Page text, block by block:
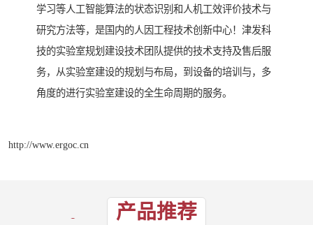
学习等人工智能算法的状态识别和人机工效评价技术与
研究方法等，是国内的人因工程技术创新中心！津发科
技的实验室规划建设技术团队提供的技术支持及售后服
务，从实验室建设的规划与布局，到设备的培训与，多
角度的进行实验室建设的全生命周期的服务。
http://www.ergoc.cn
产品推荐